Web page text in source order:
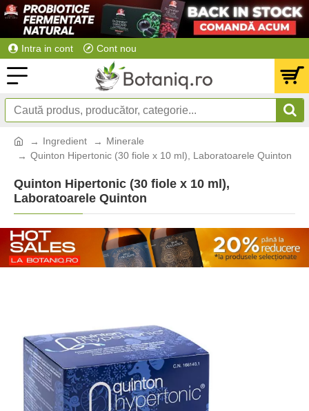
Intra in cont Cont nou
Ingredient
Minerale
Quinton Hipertonic (30 fiole x 10 ml), Laboratoarele Quinton
Quinton Hipertonic (30 fiole x 10 ml),
Laboratoarele Quinton